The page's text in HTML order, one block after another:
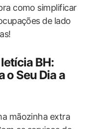
como simplificar
‌de lado⁤
BH:⁣
⁣o‍ Seu Dia​ a
mãozinha extra